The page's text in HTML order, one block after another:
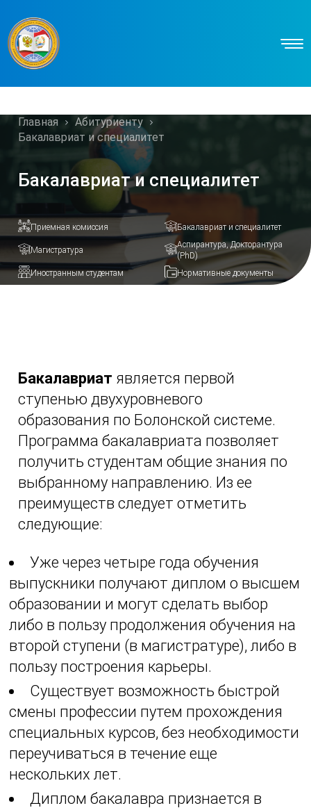
Главная
Абитуриенту
Бакалавриат и специалитет
Бакалавриат и специалитет
Приемная комиссия Бакалавриат и специалитет
Магистратура
Аспирантура, Докторантура
(PhD)
Иностранным студентам
Нормативные документы
Бакалавриат является первой
ступенью двухуровневого
образования по Болонской системе.
Программа бакалавриата позволяет
получить студентам общие знания по
выбранному направлению. Из ее
преимуществ следует отметить
следующие:
Уже через четыре года обучения
выпускники получают диплом о высшем
образовании и могут сделать выбор
либо в пользу продолжения обучения на
второй ступени (в магистратуре), либо в
пользу построения карьеры.
Существует возможность быстрой
смены профессии путем прохождения
специальных курсов, без необходимости
переучиваться в течение еще
нескольких лет.
Диплом бакалавра признается в